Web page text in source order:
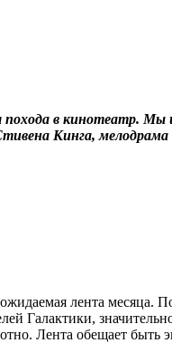
в кинотеатр. Мы
Кинга, мелодрама
лента месяца.
Галактики,
Лента обещает быть